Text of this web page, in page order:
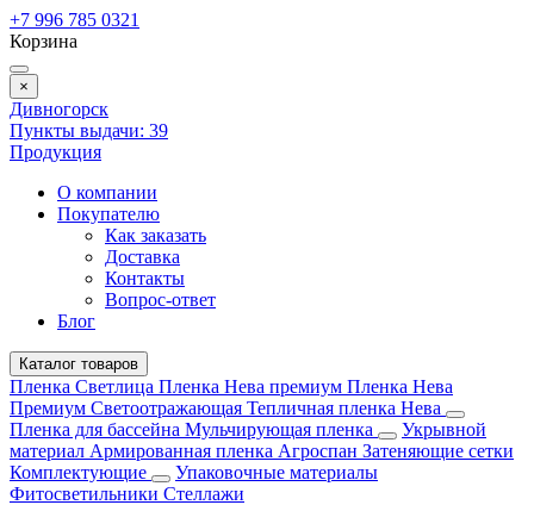
+7 996 785 0321
Корзина
×
Дивногорск
Пункты выдачи: 39
Продукция
О компании
Покупателю
Как заказать
Доставка
Контакты
Вопрос-ответ
Блог
Каталог товаров
Пленка Светлица Пленка Нева премиум Пленка Нева
Премиум Светоотражающая Тепличная пленка Нева
Пленка для бассейна Мульчирующая пленка
Укрывной
материал Армированная пленка Агроспан Затеняющие сетки
Комплектующие
Упаковочные материалы
Фитосветильники Стеллажи